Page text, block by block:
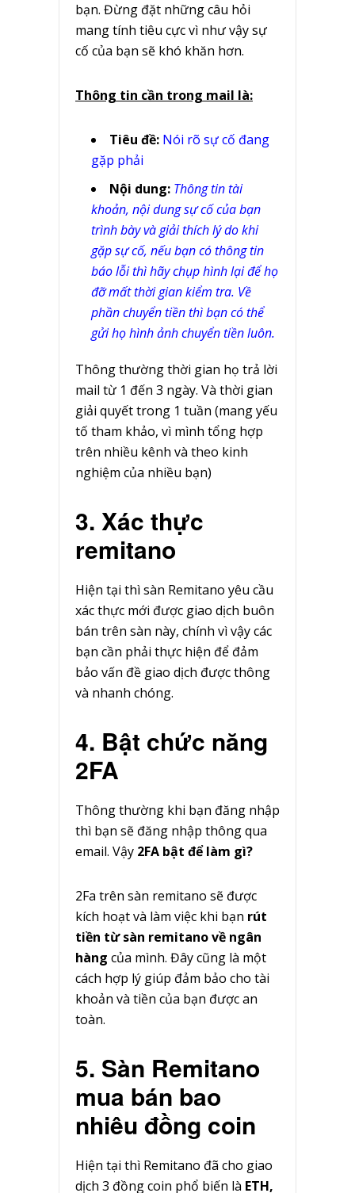
bạn. Đừng đặt những câu hỏi
mang tính tiêu cực vì như vậy sự
cố của bạn sẽ khó khăn hơn.
Thông tin cần trong mail là:
Tiêu đề: Nói rõ sự cố đang
gặp phải
Nội dung: Thông tin tài
khoản, nội dung sự cố của bạn
trình bày và giải thích lý do khi
gặp sự cố, nếu bạn có thông tin
báo lỗi thì hãy chụp hình lại để họ
đỡ mất thời gian kiểm tra. Về
phần chuyển tiền thì bạn có thể
gửi họ hình ảnh chuyển tiền luôn.
Thông thường thời gian họ trả lời
mail từ 1 đến 3 ngày. Và thời gian
giải quyết trong 1 tuần (mang yếu
tố tham khảo, vì mình tổng hợp
trên nhiều kênh và theo kinh
nghiệm của nhiều bạn)
3. Xác thực
remitano
Hiện tại thì sàn Remitano yêu cầu
xác thực mới được giao dịch buôn
bán trên sàn này, chính vì vậy các
bạn cần phải thực hiện để đảm
bảo vấn đề giao dịch được thông
và nhanh chóng.
4. Bật chức năng
2FA
Thông thường khi bạn đăng nhập
thì bạn sẽ đăng nhập thông qua
email. Vậy 2FA bật để làm gì?
2Fa trên sàn remitano sẽ được
kích hoạt và làm việc khi bạn rút
tiền từ sàn remitano về ngân
hàng của mình. Đây cũng là một
cách hợp lý giúp đảm bảo cho tài
khoản và tiền của bạn được an
toàn.
5. Sàn Remitano
mua bán bao
nhiêu đồng coin
Hiện tại thì Remitano đã cho giao
dịch 3 đồng coin phổ biến là ETH,